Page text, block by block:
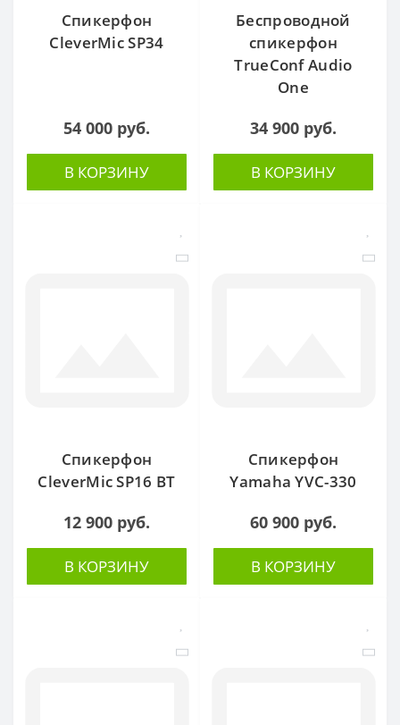
Спикерфон
CleverMic SP34
54 000 руб.
В КОРЗИНУ
Беспроводной
спикерфон
TrueConf Audio
One
34 900 руб.
В КОРЗИНУ
Спикерфон
CleverMic SP16 BT
12 900 руб.
В КОРЗИНУ
Спикерфон
Yamaha YVC-330
60 900 руб.
В КОРЗИНУ